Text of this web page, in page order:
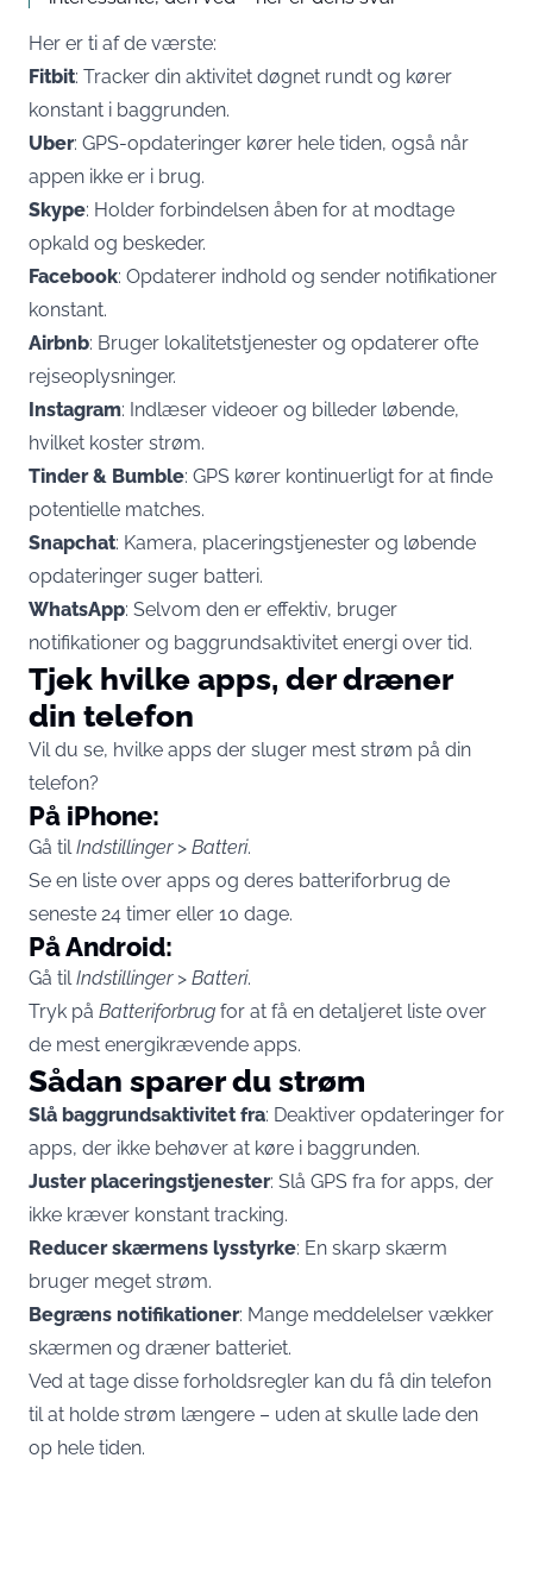
Her er ti af de værste:
Fitbit: Tracker din aktivitet døgnet rundt og kører
konstant i baggrunden.
Uber: GPS-opdateringer kører hele tiden, også når
appen ikke er i brug.
Skype: Holder forbindelsen åben for at modtage
opkald og beskeder.
Facebook: Opdaterer indhold og sender notifikationer
konstant.
Airbnb: Bruger lokalitetstjenester og opdaterer ofte
rejseoplysninger.
Instagram: Indlæser videoer og billeder løbende,
hvilket koster strøm.
Tinder & Bumble: GPS kører kontinuerligt for at finde
potentielle matches.
Snapchat: Kamera, placeringstjenester og løbende
opdateringer suger batteri.
WhatsApp: Selvom den er effektiv, bruger
notifikationer og baggrundsaktivitet energi over tid.
Tjek hvilke apps, der dræner
din telefon
Vil du se, hvilke apps der sluger mest strøm på din
telefon?
På iPhone:
Gå tilIndstillinger> Batteri.
Se en liste over apps og deres batteriforbrug de
seneste 24 timer eller 10 dage.
På Android:
Gå tilIndstillinger> Batteri.
Tryk på Batteriforbrug for at få en detaljeret liste over
de mest energikrævende apps.
Sådan sparer du strøm
Slå baggrundsaktivitet fra: Deaktiver opdateringer for
apps, der ikke behøver at køre i baggrunden.
Juster placeringstjenester: Slå GPS fra for apps, der
ikke kræver konstant tracking.
Reducer skærmens lysstyrke: En skarp skærm
bruger meget strøm.
Begræns notifikationer: Mange meddelelser vækker
skærmen og dræner batteriet.
Ved at tage disse forholdsregler kan du få din telefon
til at holde strøm længere – uden at skulle lade den
op hele tiden.